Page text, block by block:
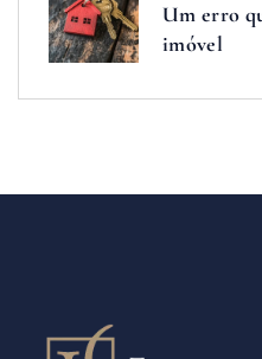
Um erro
imóvel